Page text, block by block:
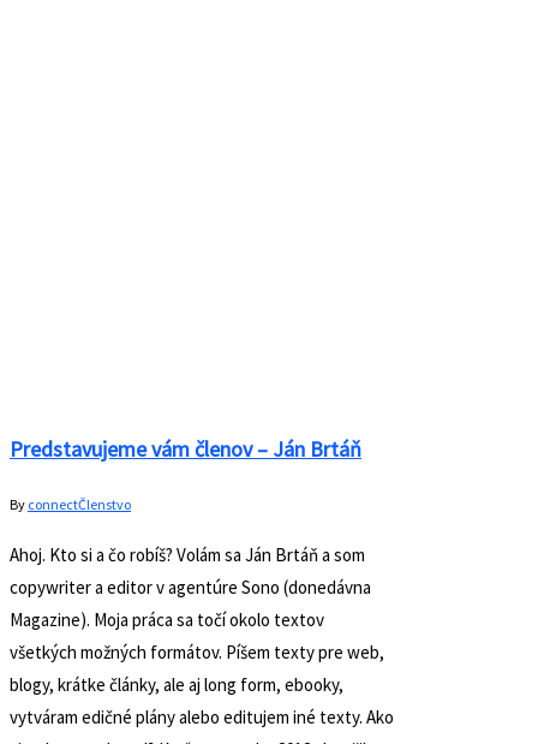
Predstavujeme vám členov – Ján Brtáň
By connectČlenstvo
Ahoj. Kto si a čo robíš? Volám sa Ján Brtáň a som
copywriter a editor v agentúre Sono (donedávna
Magazine). Moja práca sa točí okolo textov
všetkých možných formátov. Píšem texty pre web,
blogy, krátke články, ale aj long form, ebooky,
vytváram edičné plány alebo editujem iné texty. Ako